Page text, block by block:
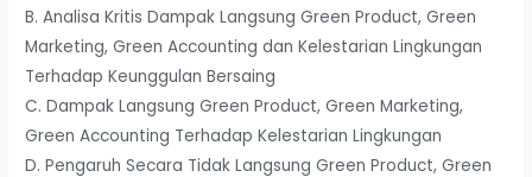
B. Analisa Kritis Dampak Langsung Green Product, Green
Marketing, Green Accounting dan Kelestarian Lingkungan
Terhadap Keunggulan Bersaing
C. Dampak Langsung Green Product, Green Marketing,
Green Accounting Terhadap Kelestarian Lingkungan
D. Pengaruh Secara Tidak Langsung Green Product, Green